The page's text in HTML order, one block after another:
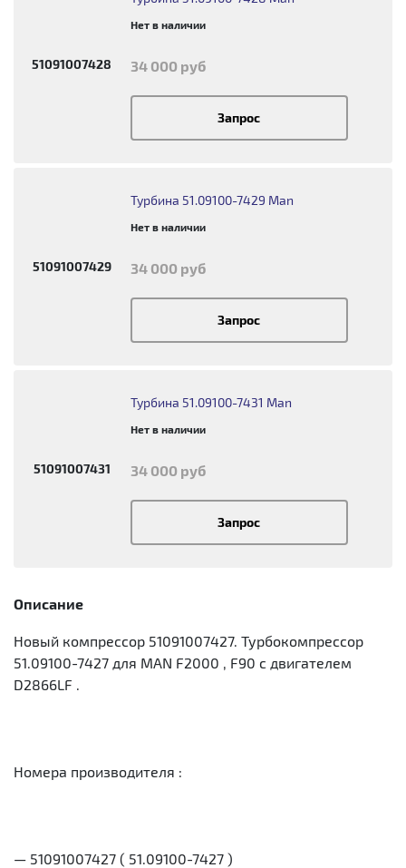
51091007428
Нет в наличии
34 000 руб
Запрос
51091007429
Турбина 51.09100-7429 Man
Нет в наличии
34 000 руб
Запрос
51091007431
Турбина 51.09100-7431 Man
Нет в наличии
34 000 руб
Запрос
Описание
Новый компрессор 51091007427. Турбокомпрессор
51.09100-7427 для MAN F2000 , F90 с двигателем
D2866LF .
Номера производителя :
— 51091007427 ( 51.09100-7427 )